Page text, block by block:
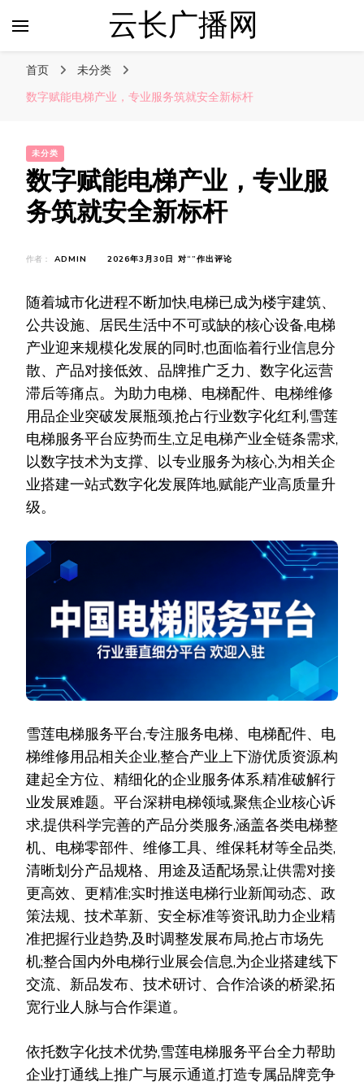
云长广播网
首页
未分类
数字赋能电梯产业，专业服务筑就安全新标杆
未分类
数字赋能电梯产业，专业服
务筑就安全新标杆
作者： ADMIN 2026年3月30日 对“ 数
能
电
梯
产
业，
专
务
筑
就
安
全
新
”作出评论
随着城市化进程不断加快,电梯已成为楼宇建筑、
公共设施、居民生活中不可或缺的核心设备,电梯
产业迎来规模化发展的同时,也面临着行业信息分
散、产品对接低效、品牌推广乏力、数字化运营
滞后等痛点。为助力电梯、电梯配件、电梯维修
用品企业突破发展瓶颈,抢占行业数字化红利,雪莲
电梯服务平台应势而生,立足电梯产业全链条需求,
以数字技术为支撑、以专业服务为核心,为相关企
业搭建一站式数字化发展阵地,赋能产业高质量升
级。
雪莲电梯服务平台,专注服务电梯、电梯配件、电
梯维修用品相关企业,整合产业上下游优质资源,构
建起全方位、精细化的企业服务体系,精准破解行
业发展难题。平台深耕电梯领域,聚焦企业核心诉
求,提供科学完善的产品分类服务,涵盖各类电梯整
机、电梯零部件、维修工具、维保耗材等全品类,
清晰划分产品规格、用途及适配场景,让供需对接
更高效、更精准;实时推送电梯行业新闻动态、政
策法规、技术革新、安全标准等资讯,助力企业精
准把握行业趋势,及时调整发展布局,抢占市场先
机;整合国内外电梯行业展会信息,为企业搭建线下
交流、新品发布、技术研讨、合作洽谈的桥梁,拓
宽行业人脉与合作渠道。
依托数字化技术优势,雪莲电梯服务平台全力帮助
企业打通线上推广与展示通道,打造专属品牌竞争